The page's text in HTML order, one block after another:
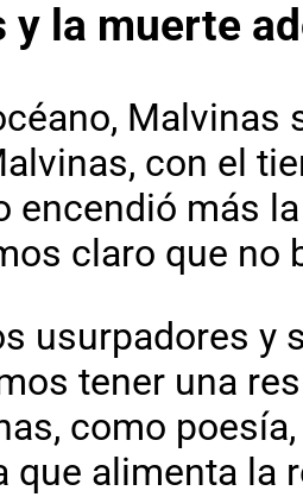
y la muerte
Malvinas
con el
encendió más
claro que no
usurpadores y
tener una
como poesía,
que alimenta la